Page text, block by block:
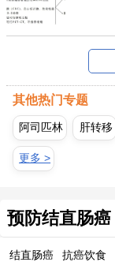
其他热门专题
阿司匹林 肝转移
更多 >
预防结直肠癌
结直肠癌 抗癌饮食